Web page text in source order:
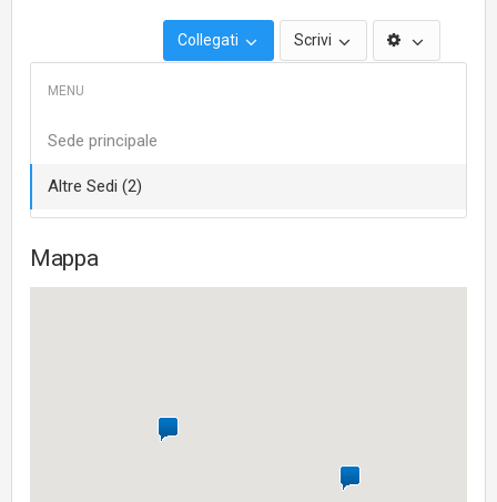
Collegati Scrivi
Sede principale
Altre Sedi (2)
Mappa